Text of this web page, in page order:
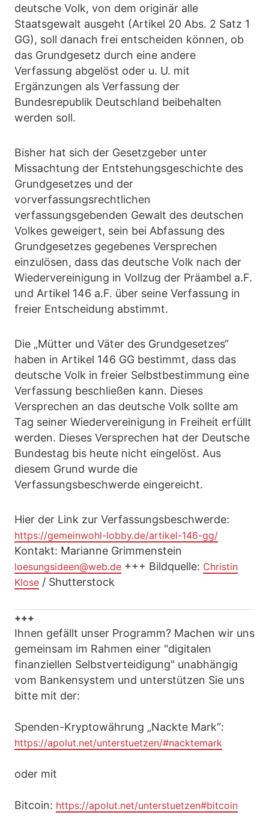
deutsche Volk, von dem originär alle
Staatsgewalt ausgeht (Artikel 20 Abs. 2 Satz 1
GG), soll danach frei entscheiden können, ob
das Grundgesetz durch eine andere
Verfassung abgelöst oder u. U. mit
Ergänzungen als Verfassung der
Bundesrepublik Deutschland beibehalten
werden soll.
Bisher hat sich der Gesetzgeber unter
Missachtung der Entstehungsgeschichte des
Grundgesetzes und der
vorverfassungsrechtlichen
verfassungsgebenden Gewalt des deutschen
Volkes geweigert, sein bei Abfassung des
Grundgesetzes gegebenes Versprechen
einzulösen, dass das deutsche Volk nach der
Wiedervereinigung in Vollzug der Präambel a.F.
und Artikel 146 a.F. über seine Verfassung in
freier Entscheidung abstimmt.
Die „Mütter und Väter des Grundgesetzes“
haben in Artikel 146 GG bestimmt, dass das
deutsche Volk in freier Selbstbestimmung eine
Verfassung beschließen kann. Dieses
Versprechen an das deutsche Volk sollte am
Tag seiner Wiedervereinigung in Freiheit erfüllt
werden. Dieses Versprechen hat der Deutsche
Bundestag bis heute nicht eingelöst. Aus
diesem Grund wurde die
Verfassungsbeschwerde eingereicht.
Hier der Link zur Verfassungsbeschwerde:
https://gemeinwohl-lobby.de/artikel-146-gg/
Kontakt: Marianne Grimmenstein
loesungsideen@web.de +++ Bildquelle: Christin
Klose / Shutterstock
+++
Ihnen gefällt unser Programm? Machen wir uns
gemeinsam im Rahmen einer "digitalen
finanziellen Selbstverteidigung" unabhängig
vom Bankensystem und unterstützen Sie uns
bitte mit der:
Spenden-Kryptowährung „Nackte Mark“:
https://apolut.net/unterstuetzen/#nacktemark
oder mit
Bitcoin: https://apolut.net/unterstuetzen#bitcoin